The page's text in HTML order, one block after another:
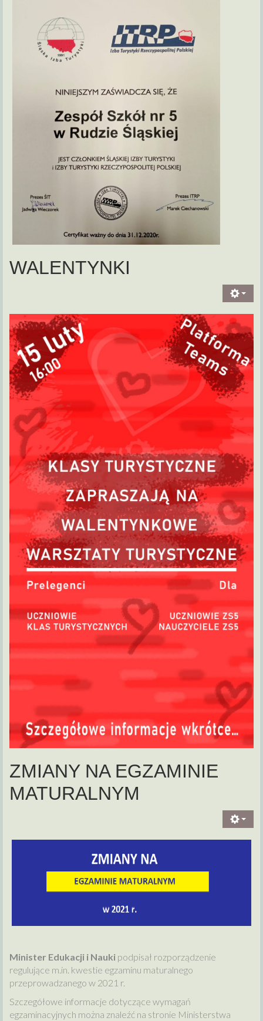
WALENTYNKI
ZMIANY NA EGZAMINIE
MATURALNYM
Minister Edukacji i Nauki podpisał rozporządzenie
regulujące m.in. kwestie egzaminu maturalnego
przeprowadzanego w 2021 r.
Szczegółowe informacje dotyczące wymagań
egzaminacyjnych można znaleźć na stronie Ministerstwa